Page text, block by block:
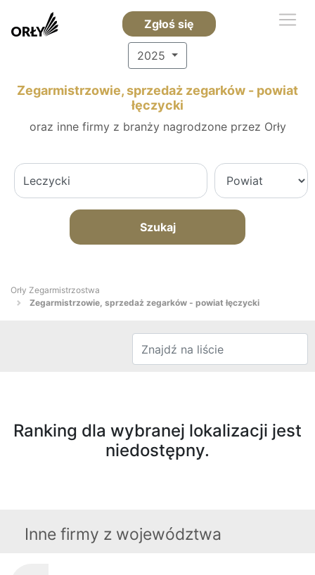
Zgłoś się
2025
Zegarmistrzowie, sprzedaż zegarków - powiat
łęczycki
oraz inne firmy z branży nagrodzone przez Orły
Szukaj
Orły Zegarmistrzostwa
Zegarmistrzowie, sprzedaż zegarków - powiat łęczycki
Ranking dla wybranej lokalizacji jest
niedostępny.
Inne firmy z województwa